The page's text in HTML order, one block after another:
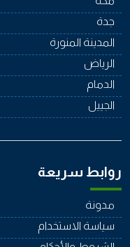
جدة
المدينة المنورة
الرياض
الدمام
الجييل
روابط سريعة
مدونة
سياسة الاستخدام